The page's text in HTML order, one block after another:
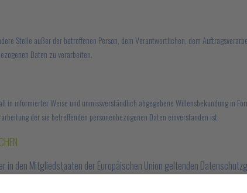
Stelle außer der betroffenen Person, dem Verantwortlichen, dem
Daten zu verarbeiten.
informierter Weise und unmissverständlich abgegebene Willensbekundung in
der sie betreffenden personenbezogenen Daten einverstanden ist.
den Mitgliedstaaten der Europäischen Union geltenden